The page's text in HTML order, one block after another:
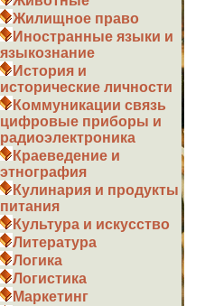
Жилищное право
Иностранные языки и
языкознание
История и
исторические личности
Коммуникации связь
цифровые приборы и
радиоэлектроника
Краеведение и
этнография
Кулинария и продукты
питания
Культура и искусство
Литература
Логика
Логистика
Маркетинг